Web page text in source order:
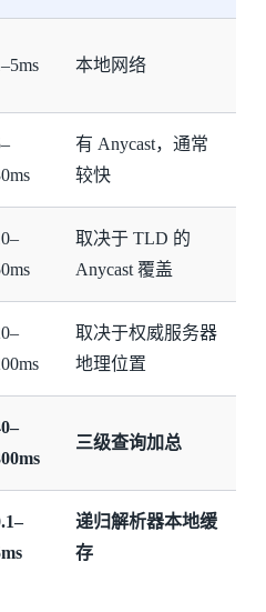
本地网络
有 Anycast，通常
较快
取决于 TLD 的
Anycast 覆盖
取决于权威服务器
地理位置
三级查询加总
递归解析器本地缓
存